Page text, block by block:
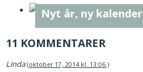
Nyt år, ny kalender
11 KOMMENTARER
Linda oktober 17, 2014 kl. 13:06